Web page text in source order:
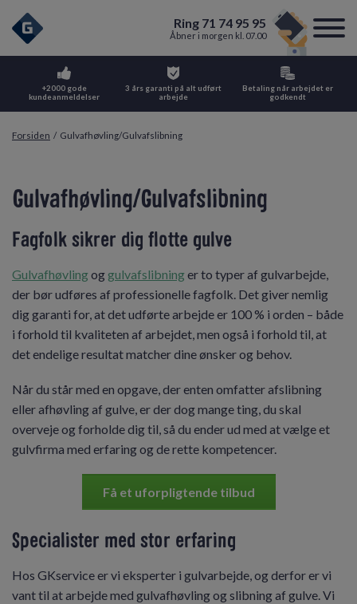
Ring 71 74 95 95
Åbner i morgen kl. 07.00
+2000 gode
kundeanmeldelser
3 års garanti på alt udført
arbejde
Betaling når arbejdet er
godkendt
Forsiden / Gulvafhøvling/Gulvafslibning
Gulvafhøvling/Gulvafslibning
Fagfolk sikrer dig flotte gulve
Gulvafhøvlingoggulvafslibninger to typer af gulvarbejde,
der bør udføres af professionelle fagfolk. Det giver nemlig
dig garanti for, at det udførte arbejde er 100 % i orden – både
i forhold til kvaliteten af arbejdet, men også i forhold til, at
det endelige resultat matcher dine ønsker og behov.
Når du står med en opgave, der enten omfatter afslibning
eller afhøvling af gulve, er der dog mange ting, du skal
overveje og forholde dig til, så du ender ud med at vælge et
gulvfirma med erfaring og de rette kompetencer.
Få et uforpligtende tilbud
Specialister med stor erfaring
Hos GKservice er vi eksperter i gulvarbejde, og derfor er vi
vant til at arbejde med gulvafhøvling og slibning af gulve. Vi